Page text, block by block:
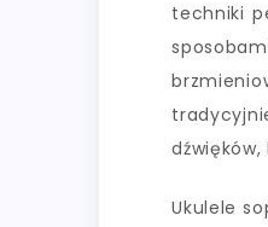
techniki
Ukulele